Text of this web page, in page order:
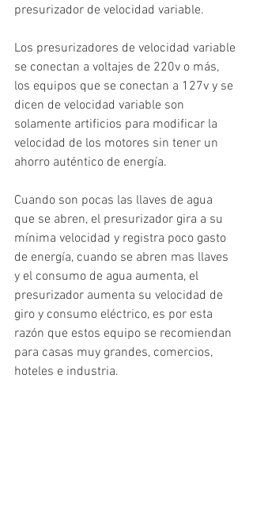
presurizador de velocidad variable.
Los presurizadores de velocidad variable
se conectan a voltajes de 220v o más,
los equipos que se conectan a 127v y se
dicen de velocidad variable son
solamente artificios para modificar la
velocidad de los motores sin tener un
ahorro auténtico de energía.
Cuando son pocas las llaves de agua
que se abren, el presurizador gira a su
mínima velocidad y registra poco gasto
de energía, cuando se abren mas llaves
y el consumo de agua aumenta, el
presurizador aumenta su velocidad de
giro y consumo eléctrico, es por esta
razón que estos equipo se recomiendan
para casas muy grandes, comercios,
hoteles e industria.